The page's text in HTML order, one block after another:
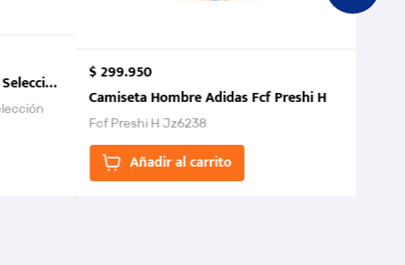
Colombia FCF 2026.
$299.950
Camiseta Hombre Adidas Fcf Preshi H
Fcf Preshi H Jz6238
Añadir al carrito